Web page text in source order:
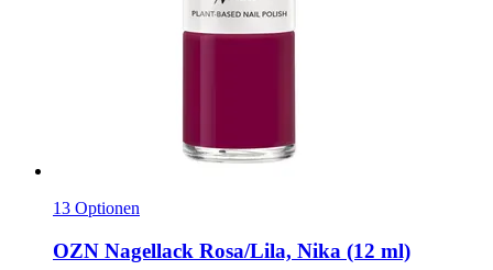
13 Optionen
OZN Nagellack Rosa/Lila, Nika (12 ml)